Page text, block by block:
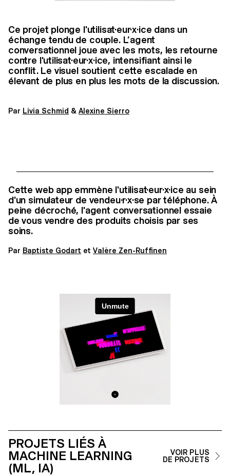
Ce projet plonge l'utilisat·eur·x·ice dans un
échange tendu de couple. L’agent
conversationnel joue avec les mots, les retourne
contre l'utilisat·eur·x·ice, intensifiant ainsi le
conflit. Le visuel soutient cette escalade en
élevant de plus en plus les mots de la discussion.
Par Livia Schmid & Alexine Sierro
Cette web app emmène l'utilisat·eur·x·ice au sein
d'un simulateur de vendeu·r·x·se par téléphone. À
peine décroché, l'agent conversationnel essaie
de vous vendre des produits choisis par ses
soins.
Par Baptiste Godart et Valère Zen-Ruffinen
PROJETS LIÉS À
MACHINE LEARNING
(ML, IA)
VOIR PLUS
DE PROJETS